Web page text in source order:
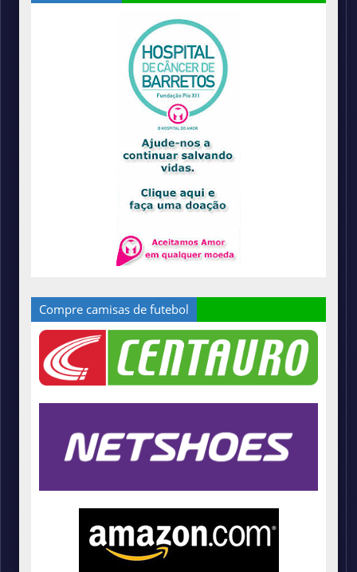
Compre camisas de futebol